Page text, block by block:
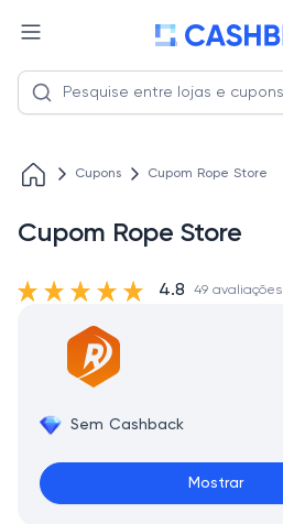
Cupons Cupom Rope Store
Cupom Rope Store
Sem Cashback
Mostrar
4.8 49 avaliações